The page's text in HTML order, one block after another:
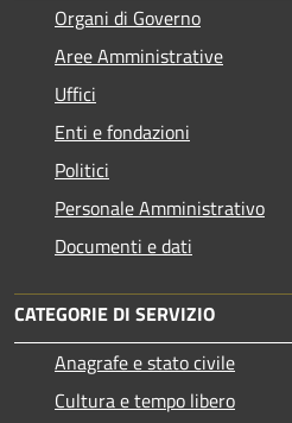
Organi di Governo
Aree Amministrative
Uffici
Enti e fondazioni
Politici
Personale Amministrativo
Documenti e dati
CATEGORIE DI SERVIZIO
Anagrafe e stato civile
Cultura e tempo libero